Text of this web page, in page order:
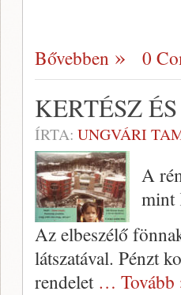
Bővebben 0
KERTÉSZ
ÍRTA: UNGVÁRI
A
mint
Az elbeszélő
látszatával. Pénzt
rendelet … Tovább